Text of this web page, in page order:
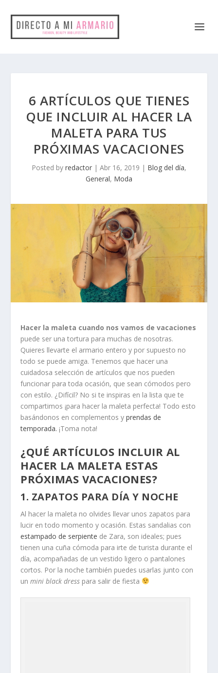
6 ARTÍCULOS QUE TIENES
QUE INCLUIR AL HACER LA
MALETA PARA TUS
PRÓXIMAS VACACIONES
Posted by redactor | Abr 16, 2019 | Blog del día,
General, Moda
Hacer la maleta cuando nos vamos de vacaciones
puede ser una tortura para muchas de nosotras.
Quieres llevarte el armario entero y por supuesto no
todo se puede amiga. Tenemos que hacer una
cuidadosa selección de artículos que nos pueden
funcionar para toda ocasión, que sean cómodos pero
con estilo. ¿Difícil? No si te inspiras en la lista que te
compartimos ¡para hacer la maleta perfecta! Todo esto
basándonos en complementos yprendas de
temporada. ¡Toma nota!
¿QUÉ ARTÍCULOS INCLUIR AL
HACER LA MALETA ESTAS
PRÓXIMAS VACACIONES?
1. ZAPATOS PARA DÍA Y NOCHE
Al hacer la maleta no olvides llevar unos zapatos para
lucir en todo momento y ocasión. Estas sandalias con
estampado de serpiente de Zara, son ideales; pues
tienen una cuña cómoda para irte de turista durante el
día, acompañadas de un vestido ligero o pantalones
cortos. Por la noche también puedes usarlas junto con
unmini black dress para salir de fiesta